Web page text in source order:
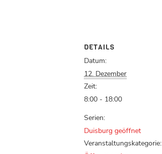
DETAILS
Datum:
12. Dezember
Zeit:
8:00 - 18:00
Serien:
Duisburg geöffnet
Veranstaltungskategorie: